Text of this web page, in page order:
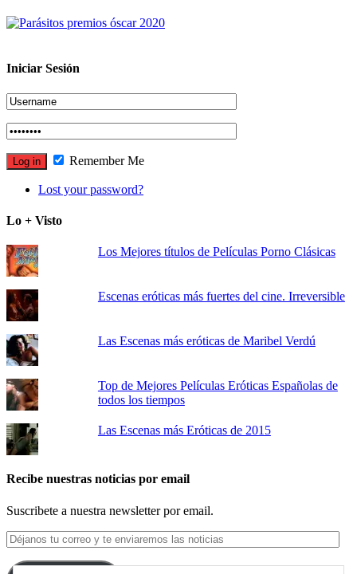
Iniciar Sesión
Remember Me
Lost your password?
Lo + Visto
Los Mejores títulos de Películas Porno Clásicas
Escenas eróticas más fuertes del cine. Irreversible
Las Escenas más eróticas de Maribel Verdú
Top de Mejores Películas Eróticas Españolas de
todos los tiempos
Las Escenas más Eróticas de 2015
Recibe nuestras noticias por email
Suscribete a nuestra newsletter por email.
Déjanos
tu
correo